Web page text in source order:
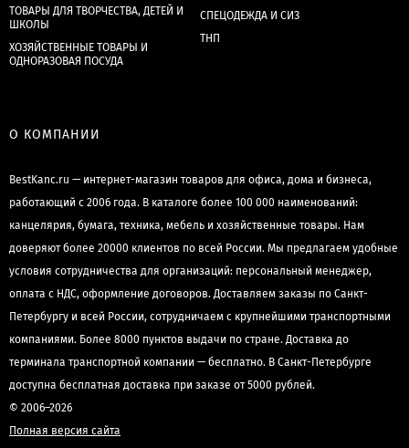
ТОВАРЫ ДЛЯ ТВОРЧЕСТВА, ДЕТЕЙ И
ШКОЛЫ
ХОЗЯЙСТВЕННЫЕ ТОВАРЫ И
ОДНОРАЗОВАЯ ПОСУДА
СПЕЦОДЕЖДА И СИЗ
ТНП
О КОМПАНИИ
BestKanc.ru — интернет-магазин товаров для офиса, дома и бизнеса,
работающий с 2006 года. В каталоге более 100 000 наименований:
канцелярия, бумага, техника, мебель и хозяйственные товары. Нам
доверяют более 20000 клиентов по всей России. Мы предлагаем удобные
условия сотрудничества для организаций: персональный менеджер,
оплата с НДС, оформление договоров. Доставляем заказы по Санкт-
Петербургу и всей России, сотрудничаем с крупнейшими транспортными
компаниями. Более 8000 пунктов выдачи по стране. Доставка до
терминала транспортной компании — бесплатно. В Санкт-Петербурге
доступна бесплатная доставка при заказе от 5000 рублей.
© 2006–2026
Полная версия сайта